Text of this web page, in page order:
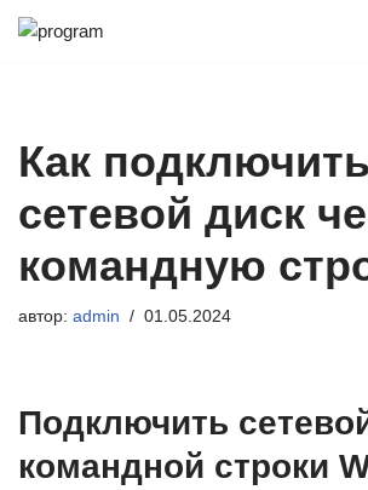
Как подключить
сетевой диск
командную
автор: admin 01.05.2024
Подключить
командной строки